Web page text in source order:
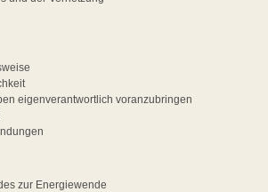
eigenverantwortlich voranzubringen
zur Energiewende